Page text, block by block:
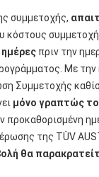
συμμετοχής,
κόστους
πριν την
Με
Συμμετοχής
μόνο γραπτώς
προκαθορισμένη
της TÜV
θα